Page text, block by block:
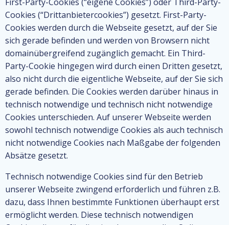
Cookies (“Drittanbietercookies”) gesetzt. First-Party-
Cookies werden durch die Webseite gesetzt, auf der Sie
sich gerade befinden und werden von Browsern nicht
domainübergreifend zugänglich gemacht. Ein Third-
Party-Cookie hingegen wird durch einen Dritten gesetzt,
also nicht durch die eigentliche Webseite, auf der Sie sich
gerade befinden. Die Cookies werden darüber hinaus in
technisch notwendige und technisch nicht notwendige
Cookies unterschieden. Auf unserer Webseite werden
sowohl technisch notwendige Cookies als auch technisch
nicht notwendige Cookies nach Maßgabe der folgenden
Absätze gesetzt.
Technisch notwendige Cookies sind für den Betrieb
unserer Webseite zwingend erforderlich und führen z.B.
dazu, dass Ihnen bestimmte Funktionen überhaupt erst
ermöglicht werden. Diese technisch notwendigen